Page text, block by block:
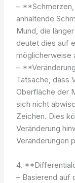
– **Schmerzen,
anhaltende
Mund, die
deutet dies auf
möglicherweise
–
Tatsache, dass
Oberfläche der
sich nicht
Zeichen. Dies
Veränderung
Veränderungen
4.
– Basierend auf